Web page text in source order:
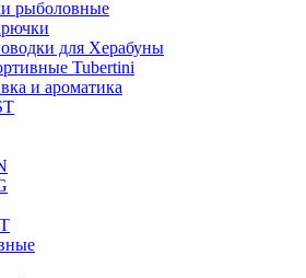
рыболовные
для Херабуны
Tubertini
и ароматика